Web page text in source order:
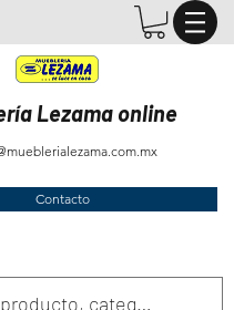
Lezama online
Contacto